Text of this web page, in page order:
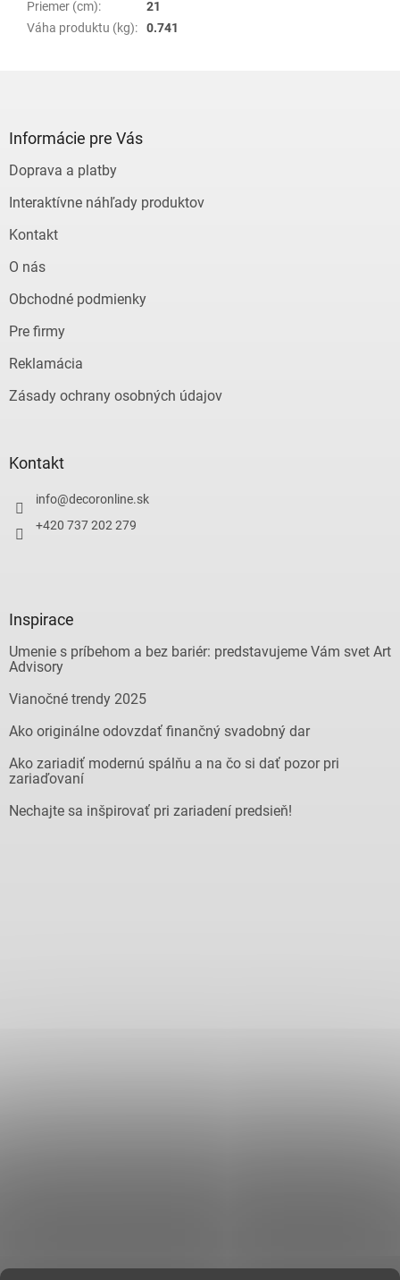
Priemer (cm):
21
Váha produktu (kg): 0.741
Informácie pre Vás
Doprava a platby
Interaktívne náhľady produktov
Kontakt
O nás
Obchodné podmienky
Pre firmy
Reklamácia
Zásady ochrany osobných údajov
Kontakt
info@decoronline.sk
+420 737 202 279
Inspirace
Umenie s príbehom a bez bariér: predstavujeme Vám svet Art
Advisory
Vianočné trendy 2025
Ako originálne odovzdať finančný svadobný dar
Ako zariadiť modernú spálňu a na čo si dať pozor pri
zariaďovaní
Nechajte sa inšpirovať pri zariadení predsieň!